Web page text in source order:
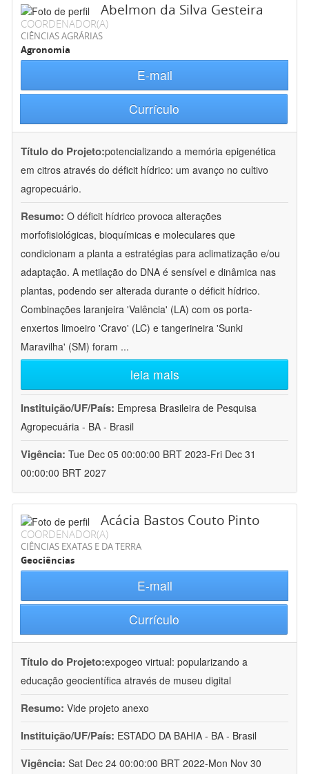
Abelmon da Silva Gesteira
COORDENADOR(A)
CIÊNCIAS AGRÁRIAS
Agronomia
E-mail
Currículo
Título do Projeto:potencializando a memória epigenética
em citros através do déficit hídrico: um avanço no cultivo
agropecuário.
Resumo: O déficit hídrico provoca alterações
morfofisiológicas, bioquímicas e moleculares que
condicionam a planta a estratégias para aclimatização e/ou
adaptação. A metilação do DNA é sensível e dinâmica nas
plantas, podendo ser alterada durante o déficit hídrico.
Combinações laranjeira 'Valência' (LA) com os porta-
enxertos limoeiro 'Cravo' (LC) e tangerineira 'Sunki
Maravilha' (SM) foram ...
leia mais
Instituição/UF/País: Empresa Brasileira de Pesquisa
Agropecuária - BA - Brasil
Vigência: Tue Dec 05 00:00:00 BRT 2023-Fri Dec 31
00:00:00 BRT 2027
Acácia Bastos Couto Pinto
COORDENADOR(A)
CIÊNCIAS EXATAS E DA TERRA
Geociências
E-mail
Currículo
Título do Projeto:expogeo virtual: popularizando a
educação geocientífica através de museu digital
Resumo: Vide projeto anexo
Instituição/UF/País: ESTADO DA BAHIA - BA - Brasil
Vigência: Sat Dec 24 00:00:00 BRT 2022-Mon Nov 30